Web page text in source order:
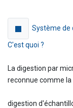
Système de
C'est quoi ?
La digestion par
reconnue comme
digestion